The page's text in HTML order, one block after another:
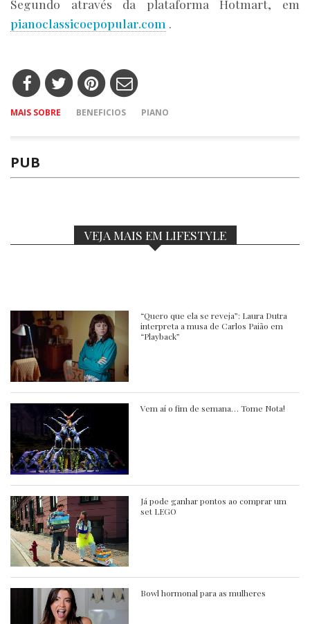
Segundo através da plataforma Hotmart, em
pianoclassicoepopular.com .
MAIS SOBRE BENEFICIOS PIANO
PUB
VEJA MAIS EM LIFESTYLE
“Quero que ela se reveja”: Laura Dutra
interpreta a musa de Carlos Paião em
“Playback”
Vem aí o fim de semana… Tome Nota!
Já pode ganhar pontos ao comprar um
set LEGO
Bowl hormonal para as mulheres